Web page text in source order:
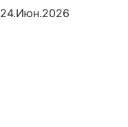
24.Июн.2026